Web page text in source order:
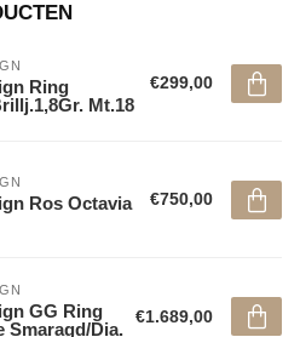
Ring
Mt.18
€299,00
Ros Octavia
€750,00
GG Ring
Smaragd/Dia.
€1.689,00